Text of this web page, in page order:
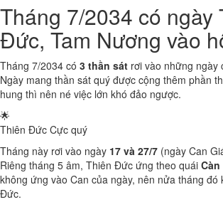
Tháng 7/2034 có ngày
Đức, Tam Nương vào
Tháng 7/2034 có 3 thần sát rơi vào những ngày
Ngày mang thần sát quý được cộng thêm phần
hung thì nên né việc lớn khó đảo ngược.
🌟
Thiên Đức Cực quý
Tháng này rơi vào ngày 17 và 27/7 (ngày Can
Riêng tháng 5 âm, Thiên Đức ứng theo quái Càn
không ứng vào Can của ngày, nên nửa tháng đó
Đức.